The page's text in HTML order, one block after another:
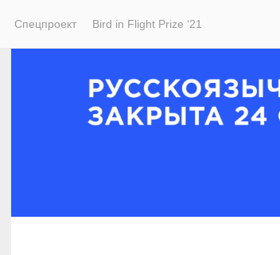
Спецпроект Bird in Flight Prize ‘21